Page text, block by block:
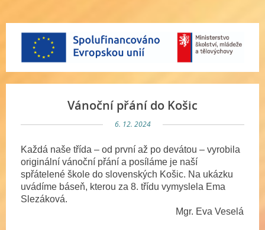
Vánoční přání do Košic
6. 12. 2024
Každá naše třída – od první až po devátou – vyrobila
originální vánoční přání a posíláme je naší
spřátelené škole do slovenských Košic. Na ukázku
uvádíme báseň, kterou za 8. třídu vymyslela Ema
Slezáková.
Mgr. Eva Veselá